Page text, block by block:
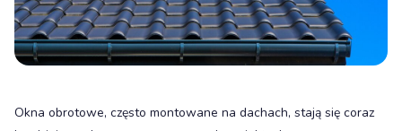
Okna obrotowe, często montowane na dachach, stają się coraz